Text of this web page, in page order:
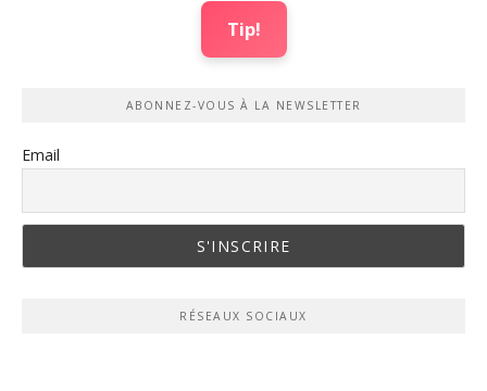
Tip!
ABONNEZ-VOUS À LA NEWSLETTER
Email
RÉSEAUX SOCIAUX